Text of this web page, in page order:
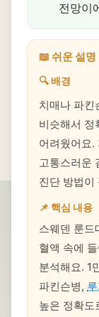
전망이
📖 쉬운 설명
🔍 배경
치매나 파킨
비슷해서 정
어려웠어요.
고통스러운
진단 방법이
📌 핵심 내용
스웨덴 룬드
혈액 속에
분석해요. 1
파킨슨병,
높은 정확도